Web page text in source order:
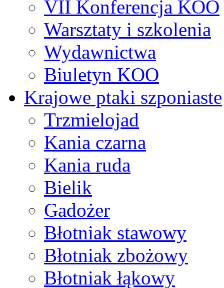
VII Konferencja KOO
Warsztaty i szkolenia
Wydawnictwa
Biuletyn KOO
Krajowe ptaki szponiaste
Trzmielojad
Kania czarna
Kania ruda
Bielik
Gadożer
Błotniak stawowy
Błotniak zbożowy
Błotniak łąkowy